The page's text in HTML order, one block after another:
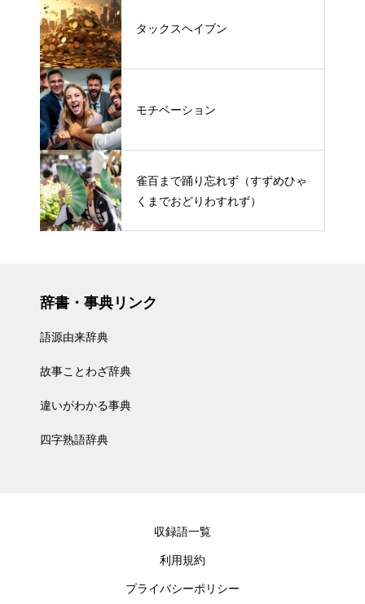
タックスヘイブン
モチベーション
雀百まで踊り忘れず（すずめひゃ
くまでおどりわすれず）
辞書・事典リンク
語源由来辞典
故事ことわざ辞典
違いがわかる事典
四字熟語辞典
収録語一覧
利用規約
プライバシーポリシー